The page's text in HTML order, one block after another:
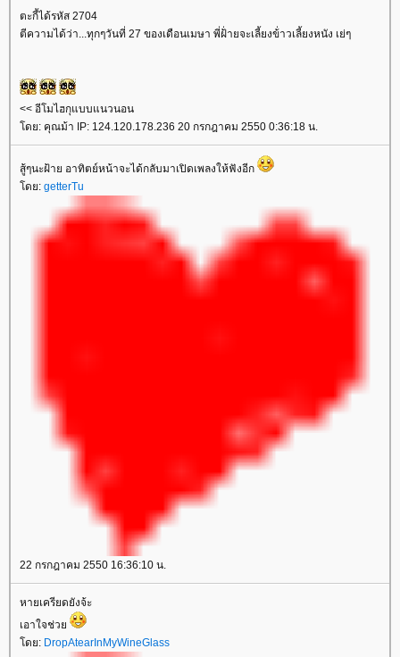
ตะกี้ได้รหัส 2704
ตีความได้ว่า...ทุกๆวันที่ 27 ของเดือนเมษา พี่ฝ้่ายจะเลี้ยงข้่าวเลี้ยงหนัง เย่ๆ
<< อีโมไฮกุแบบแนวนอน
ดย: คุณม้า IP: 124.120.178.236 20 กรกฎาคม 2550 0:36:18 น.
สู้ๆนะฝ้าย อาทิตย์หน้าจะได้กลับมาเปิดเพลงให้ฟังอีก
ดย: getterTu
22 กรกฎาคม 2550 16:36:10 น.
หายเครียดยังจ้ะ
เอาใจช่ว
ดย: DropAtearInMyWineGlass